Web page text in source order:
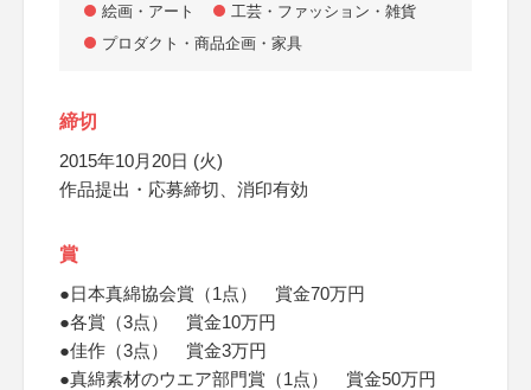
絵画・アート
工芸・ファッション・雑貨
プロダクト・商品企画・家具
締切
2015年10月20日 (火)
作品提出・応募締切、消印有効
賞
●日本真綿協会賞（1点） 賞金70万円
●各賞（3点） 賞金10万円
●佳作（3点） 賞金3万円
●真綿素材のウエア部門賞（1点） 賞金50万円